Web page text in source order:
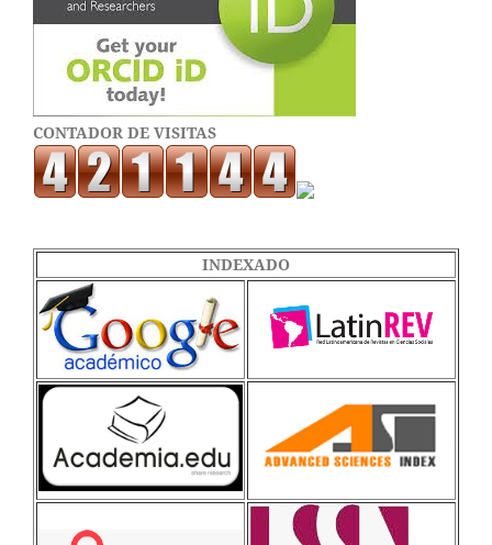
CONTADOR DE VISITAS
INDEXADO